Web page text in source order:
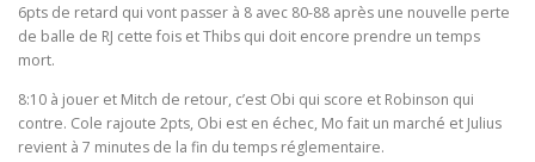
6pts de retard qui vont passer à 8 avec 80-88 après une nouvelle perte
de balle de RJ cette fois et Thibs qui doit encore prendre un temps
mort.
8:10 à jouer et Mitch de retour, c’est Obi qui score et Robinson qui
contre. Cole rajoute 2pts, Obi est en échec, Mo fait un marché et Julius
revient à 7 minutes de la fin du temps réglementaire.